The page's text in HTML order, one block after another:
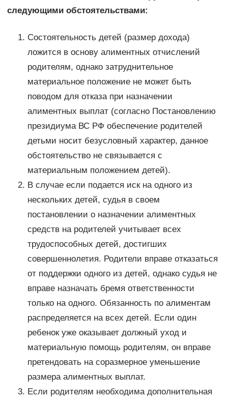
следующими обстоятельствами:
Состоятельность детей (размер дохода)
ложится в основу алиментных отчислений
родителям, однако затруднительное
материальное положение не может быть
поводом для отказа при назначении
алиментных выплат (согласно Постановлению
президиума ВС РФ обеспечение родителей
детьми носит безусловный характер, данное
обстоятельство не связывается с
материальным положением детей).
В случае если подается иск на одного из
нескольких детей, судья в своем
постановлении о назначении алиментных
средств на родителей учитывает всех
трудоспособных детей, достигших
совершеннолетия. Родители вправе отказаться
от поддержки одного из детей, однако судья не
вправе назначать бремя ответственности
только на одного. Обязанность по алиментам
распределяется на всех детей. Если один
ребенок уже оказывает должный уход и
материальную помощь родителям, он вправе
претендовать на соразмерное уменьшение
размера алиментных выплат.
Если родителям необходима дополнительная